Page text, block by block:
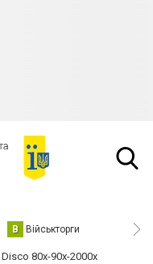
В Військторги
80x-90x-2000х